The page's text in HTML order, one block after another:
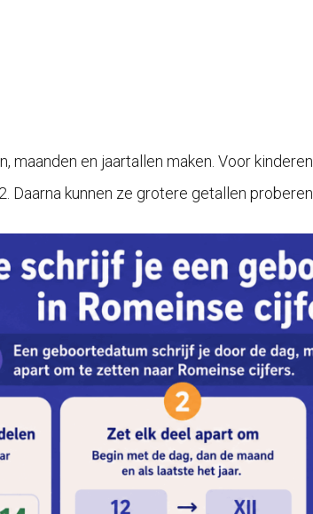
maanden en jaartallen maken. Voor
Daarna kunnen ze grotere getallen